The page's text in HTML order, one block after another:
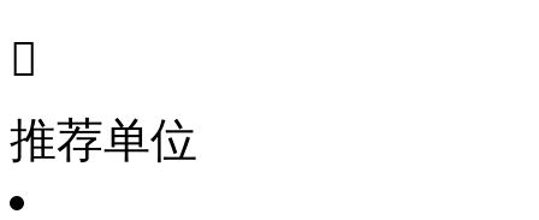

推荐单位